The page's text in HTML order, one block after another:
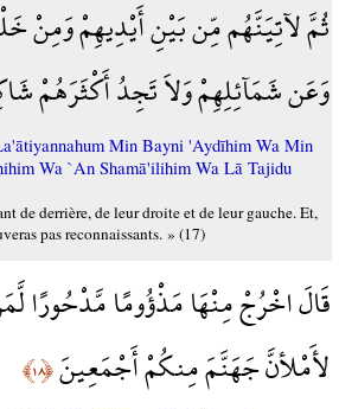
ثُمَّ لآتِيَنَّهُم مِّن بَيْنِ أَيْدِيهِمْ وَمِنْ
وَعَن شَمَآئِلِهِمْ وَلاَ تَجِدُ أَكْثَرَهُمْ
Min Bayni 'Aydīhim Wa Min
Wa `An Shamā'ilihim Wa Lā Tajidu
de derrière, de leur droite et de leur gauche. Et,
pas reconnaissants. » (17)
قَالَ اخْرُجْ مِنْهَا مَذْؤُومًا مَّدْحُورًا
لأَمْلأنَّ جَهَنَّمَ مِنكُمْ أَجْمَعِينَ﴿١٨﴾